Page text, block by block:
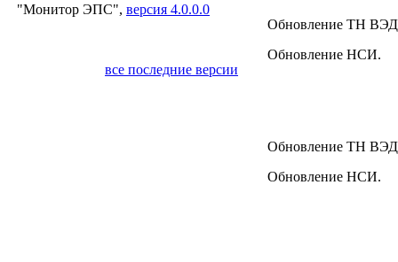
"Монитор ЭПС", версия 4.0.0.0
все последние версии
Обновление ТН
Обновление НСИ.
Обновление ТН
Обновление НСИ.